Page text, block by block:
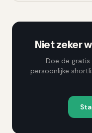
Niet zeker
Doe de gratis
persoonlijke